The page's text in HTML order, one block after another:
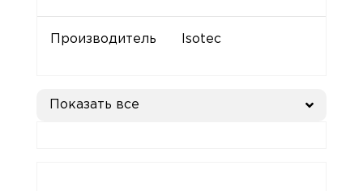
Производитель Isotec
Показать все